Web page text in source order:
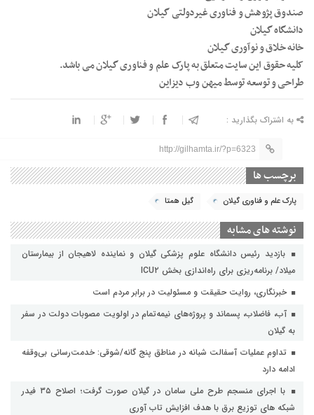
صندوق پژوهش و فناوری غیردولتی گیلان
دانشگاه گیلان
خانه خلاق و نوآوری گیلان
کلیه حقوق این سایت متعلق به پارک علم و فناوری گیلان می باشد.
طراحی و توسعه توسط میهن وب دیزاین
به اشتراک بگذارید :
http://gilhamta.ir/?p=6323
برچسب ها
پارک علم و فناوری گیلان گیل همتا
نوشته های مشابه
بازدید رئیس دانشگاه علوم پزشکی گیلان و نماینده لاهیجان از بیمارستان
میلاد/ برنامه‌ریزی برای راه‌اندازی بخش ICU۲
خبرنگاری، روایت حقیقت و مسئولیت‌ در برابر مردم است
آب، فاضلاب، پسماند و پروژه‌های نیمه‌تمام در اولویت مصوبات دولت در سفر
به گیلان
تداوم عملیات آسفالت‌ شبانه در مناطق پنج گانه/شوقی: خدمت‌رسانی بی‌وقفه
ادامه دارد
با اجرای منسجم طرح ملی سامان در گیلان صورت گرفت؛ اصلاح ۳۵ فیدر
شبکه های توزیع برق با هدف افزایش تاب آوری